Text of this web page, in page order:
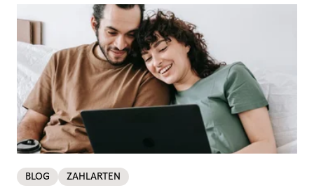
BLOG ZAHLARTEN